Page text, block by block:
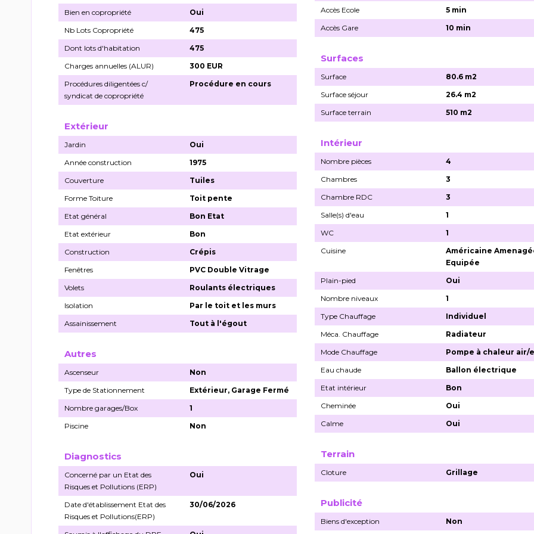
Accès Ecole
5 min
Accès Gare
10 min
Bien en copropriété
Oui
Nb Lots Copropriété
475
Dont lots d'habitation
475
Charges annuelles (ALUR)
300 EUR
Procédures diligentées c/
syndicat de copropriété
Procédure en cours
Surfaces
Surface
80.6 m2
Surface séjour
26.4 m2
Surface terrain
510 m2
Extérieur
Jardin
Oui
Année construction
1975
Couverture
Tuiles
Forme Toiture
Toit pente
Etat général
Bon Etat
Etat extérieur
Bon
Construction
Crépis
Fenêtres
PVC Double Vitrage
Volets
Roulants électriques
Isolation
Par le toit et les murs
Assainissement
Tout à l'égout
Intérieur
Nombre pièces
4
Chambres
3
Chambre RDC
3
Salle(s) d'eau
1
WC
1
Cuisine
Américaine
Equipée
Plain-pied
Oui
Nombre niveaux
1
Type Chauffage
Individuel
Méca. Chauffage
Radiateur
Mode Chauffage
Pompe à chaleur air/
Eau chaude
Ballon électrique
Etat intérieur
Bon
Cheminée
Oui
Calme
Oui
Autres
Ascenseur
Non
Type de Stationnement
Extérieur, Garage Fermé
Nombre garages/Box
1
Piscine
Non
Terrain
Cloture Grillage
Diagnostics
Concerné par un Etat des
Risques et Pollutions (ERP)
Oui
Date d'établissement Etat des
Risques et Pollutions(ERP)
30/06/2026 Publicité
Biens d'exception Non